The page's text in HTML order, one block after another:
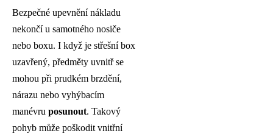
Bezpečné upevnění nákladu
nekončí u samotného nosiče
nebo boxu. I když je střešní box
uzavřený, předměty uvnitř se
mohou při prudkém brzdění,
nárazu nebo vyhýbacím
manévru posunout. Takový
pohyb může poškodit vnitřní